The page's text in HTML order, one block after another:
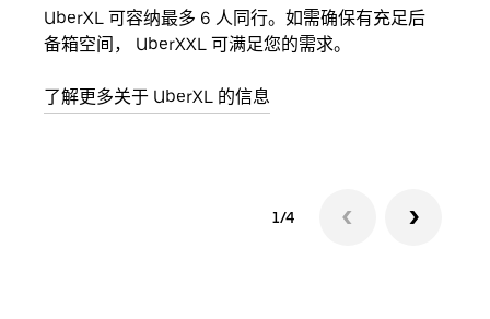
UberXL 可容纳最多 6 人同行。如需确保有充足后
备箱空间， UberXXL 可满足您的需求。
了解更多关于 UberXL 的信息
1/4